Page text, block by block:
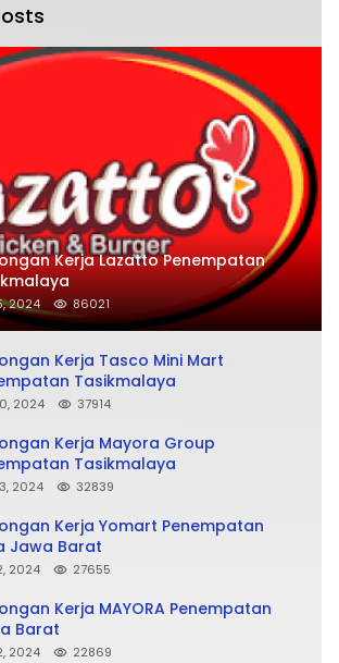
Kerja Lazatto Penempatan
2024 86021
Kerja Tasco Mini Mart
Tasikmalaya
2024 37914
Kerja Mayora Group
Tasikmalaya
2024 32839
Kerja Yomart Penempatan
Jawa Barat
2024 27655
Kerja MAYORA Penempatan
Barat
2024 22869